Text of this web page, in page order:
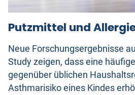
Putzmittel und
Neue Forschungsergebnisse
Study zeigen, dass eine
gegenüber üblichen
Asthmarisiko eines Kindes